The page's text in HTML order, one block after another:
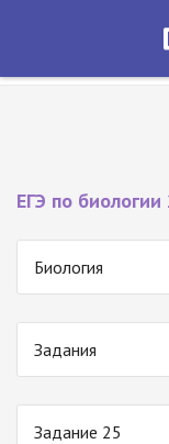
ЕГЭ по биологии
Биология
Задания
Задание 25